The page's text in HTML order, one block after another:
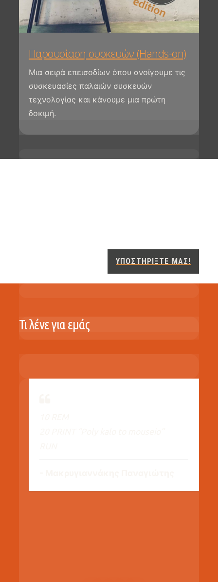
Παρουσίαση συσκευών (Hands-on)
Μια σειρά επεισοδίων όπου ανοίγουμε τις
συσκευασίες παλαιών συσκευών
τεχνολογίας και κάνουμε μια πρώτη
δοκιμή.
ΥΠΟΣΤΗΡΙΞΤΕ ΜΑΣ!
Τι λένε για εμάς